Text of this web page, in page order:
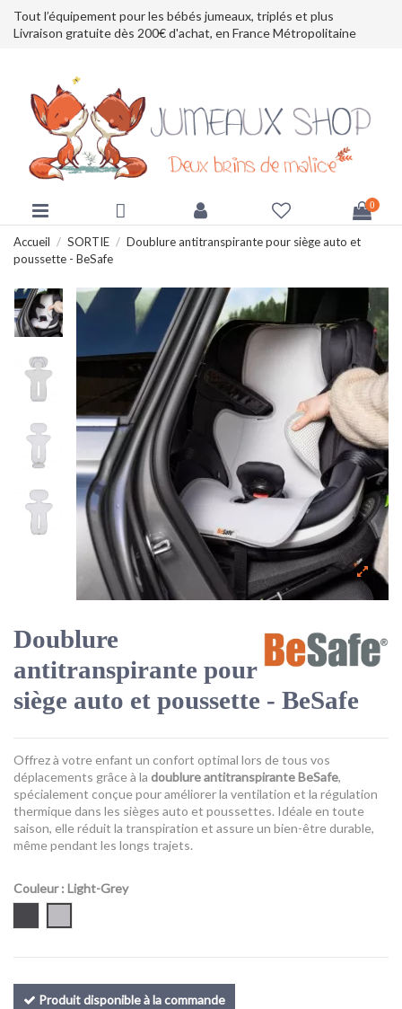
Tout l’équipement pour les bébés jumeaux, triplés et plus
Livraison gratuite dès 200€ d'achat, en France Métropolitaine
0
Accueil SORTIE
Doublure antitranspirante pour siège auto et
poussette - BeSafe
Doublure
antitranspirante pour
siège auto et poussette - BeSafe
Offrez à votre enfant un confort optimal lors de tous vos
déplacements grâce à la doublure antitranspirante BeSafe,
spécialement conçue pour améliorer la ventilation et la régulation
thermique dans les sièges auto et poussettes. Idéale en toute
saison, elle réduit la transpiration et assure un bien-être durable,
même pendant les longs trajets.
Couleur: Light-Grey
Produit disponible à la commande